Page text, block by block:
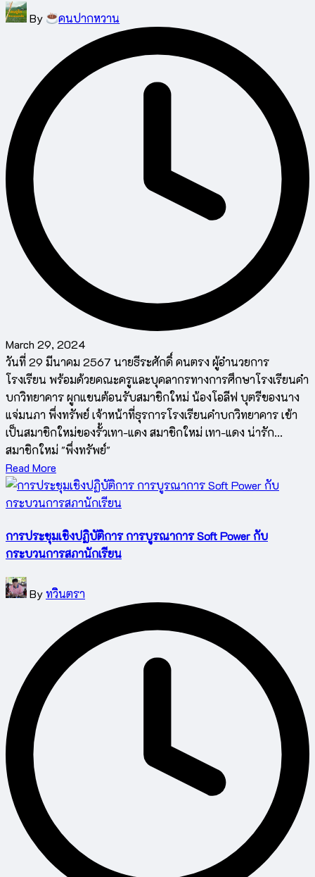
Posted
by
By คนปากหวาน
March 29, 2024
วันที่ 29 มีนาคม 2567 นายธีระศักดิ์ คนตรง ผู้อำนวยการ
โรงเรียน พร้อมด้วยคณะครูและบุคลากรทางการศึกษาโรงเรียนคำ
บกวิทยาคาร ผูกแขนต้อนรับสมาชิกใหม่ น้องโอลีฟ บุตรีของนาง
แจ่มนภา พึ่งทรัพย์ เจ้าหน้าที่ธุรการโรงเรียนคำบกวิทยาคาร เข้า
เป็นสมาชิกใหม่ของรั้วเทา-แดง สมาชิกใหม่ เทา-แดง น่ารัก...
สมาชิกใหม่ "พึ่งทรัพย์"
Read More
การประชุมเชิงปฏิบัติการ การบูรณาการ Soft Power กับ
กระบวนการสภานักเรียน
Posted
by
Byทวินตรา